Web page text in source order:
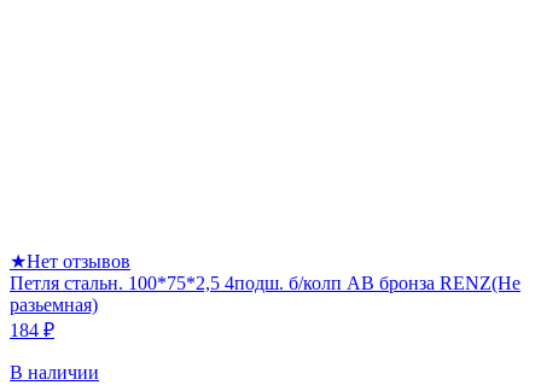
★Нет отзывов
Петля стальн. 100*75*2,5 4подш. б/колп AB бронза RENZ(Не
разьемная)
184 ₽
В наличии